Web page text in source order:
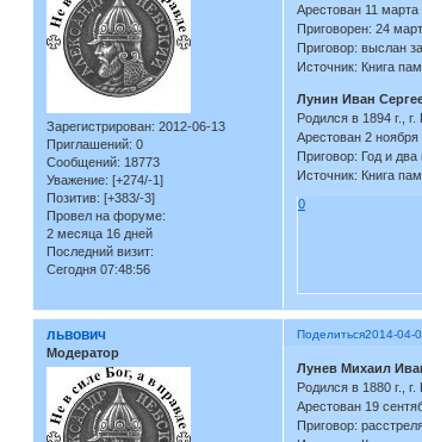
Зарегистрирован: 2012-06-13
Приглашений: 0
Сообщений: 18773
Уважение: [+274/-1]
Позитив: [+383/-3]
Провел на форуме:
2 месяца 16 дней
Последний визит:
Сегодня 07:48:56
Арестован 11 марта
Приговорен: 24
Приговор: выслан
Источник: Книга
Лунин Иван
Родился в 1894 г.,
Арестован 2 ноября
Приговор: Год и
Источник: Книга
0
Поделиться2014-04-
львович
Модератор
Лунев Михаил
Родился в 1880 г.,
Арестован 19
Приговор: